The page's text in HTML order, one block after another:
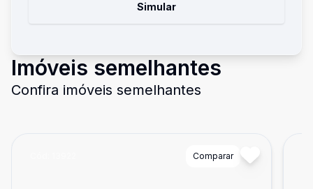
Simular
Imóveis semelhantes
Confira imóveis semelhantes
Comparar